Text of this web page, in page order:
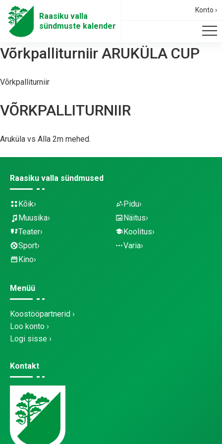
Raasiku valla
sündmuste kalender
Konto ›
Võrkpalliturniir ARUKÜLA CUP
Võrkpalliturniir
VÕRKPALLITURNIIR
Aruküla vs Alla 2m mehed.
Raasiku valla sündmused
Kõik
Muusika
Teater
Sport
Kino
Pidu
Näitus
Koolitus
Varia
Menüü
Koostööpartnerid
Loo konto
Logi sisse
Kontakt